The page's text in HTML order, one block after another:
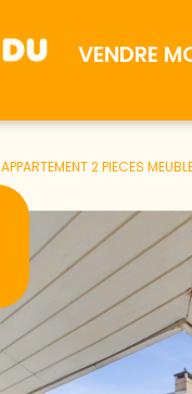
VENDRE
APPARTEMENT 2 PIECES